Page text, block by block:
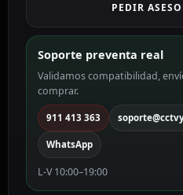
EM
RFID
125
kHz
BLE
AK-
ACR-
CID01-
BLACK
PEDIR
Soporte preventa real
Validamos compatibilidad,
comprar.
911 413 363
WhatsApp
L-V 10:00–19:00